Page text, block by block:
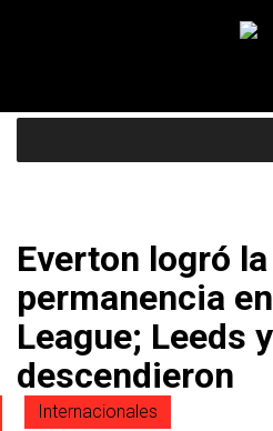
Everton logró la
permanencia
League; Leeds
descendieron
Internacionales